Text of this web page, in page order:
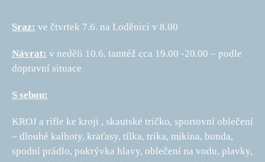
Sraz: ve čtvrtek 7.6. na Loděnici v 8.00
Návrat: v neděli 10.6. tamtéž cca 19.00 -20.00 – podle
dopravní situace
S sebou:
KROJ a rifle ke kroji , skautské tričko, sportovní oblečení
– dlouhé kalhoty, kraťasy, tílka, trika, mikina, bunda,
spodní prádlo, pokrývka hlavy, oblečení na vodu, plavky,